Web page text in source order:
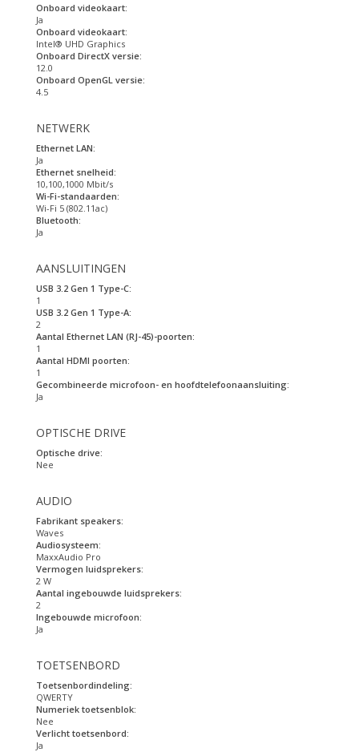
Onboard videokaart:
Ja
Onboard videokaart:
Intel® UHD Graphics
Onboard DirectX versie:
12.0
Onboard OpenGL versie:
4.5
NETWERK
Ethernet LAN:
Ja
Ethernet snelheid:
10,100,1000 Mbit/s
Wi-Fi-standaarden:
Wi-Fi 5 (802.11ac)
Bluetooth:
Ja
AANSLUITINGEN
USB 3.2 Gen 1 Type-C:
1
USB 3.2 Gen 1 Type-A:
2
Aantal Ethernet LAN (RJ-45)-poorten:
1
Aantal HDMI poorten:
1
Gecombineerde microfoon- en hoofdtelefoonaansluiting:
Ja
OPTISCHE DRIVE
Optische drive:
Nee
AUDIO
Fabrikant speakers:
Waves
Audiosysteem:
MaxxAudio Pro
Vermogen luidsprekers:
2 W
Aantal ingebouwde luidsprekers:
2
Ingebouwde microfoon:
Ja
TOETSENBORD
Toetsenbordindeling:
QWERTY
Numeriek toetsenblok:
Nee
Verlicht toetsenbord:
Ja